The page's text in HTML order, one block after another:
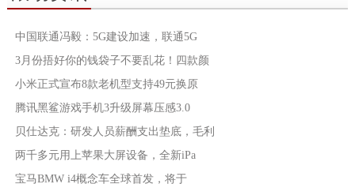
中国联通冯毅：5G建设加速，联通5G
3月份捂好你的钱袋子不要乱花！四款颜
小米正式宣布8款老机型支持49元换原
腾讯黑鲨游戏手机3升级屏幕压感3.0
贝仕达克：研发人员薪酬支出垫底，毛利
两千多元用上苹果大屏设备，全新iPa
宝马BMW i4概念车全球首发，将于